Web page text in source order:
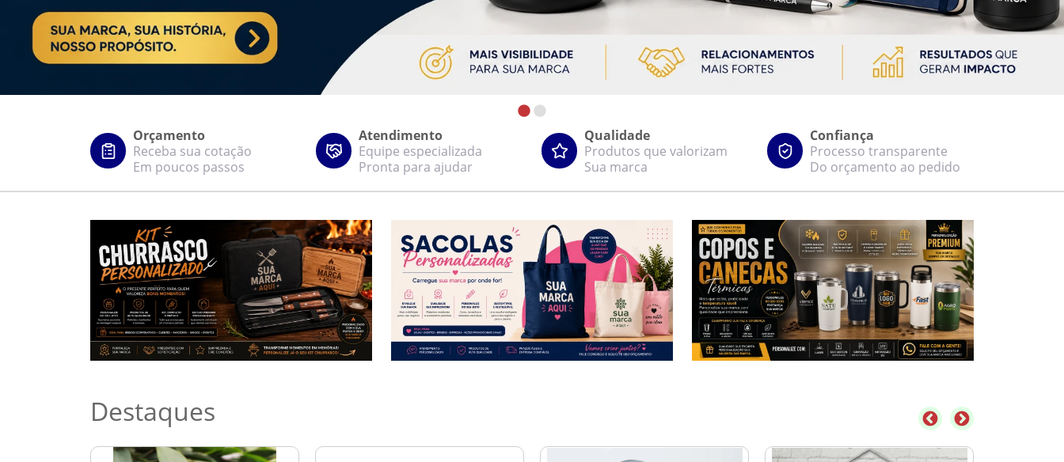
Orçamento
Receba sua cotação
Em poucos passos
Atendimento
Equipe especializada
Pronta para ajudar
Qualidade
Produtos que valorizam
Sua marca
Confiança
Processo transparente
Do orçamento ao pedido
Destaques